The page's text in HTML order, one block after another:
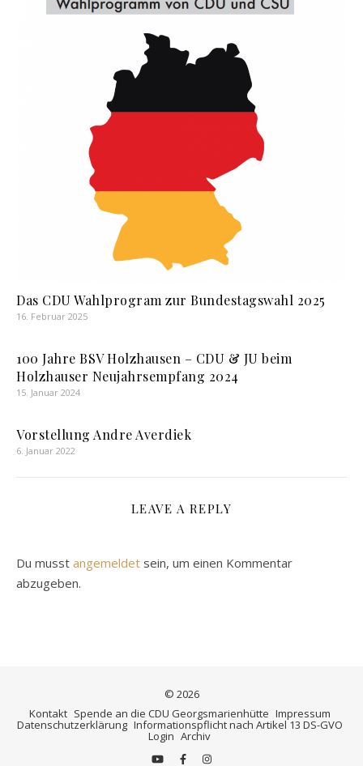
Das CDU Wahlprogram zur Bundestagswahl 2025
16. Februar 2025
100 Jahre BSV Holzhausen – CDU & JU beim
Holzhauser Neujahrsempfang 2024
15. Januar 2024
Vorstellung Andre Averdiek
6. Januar 2022
LEAVE A REPLY
Du musst angemeldet sein, um einen Kommentar
abzugeben.
© 2026
Kontakt Spende an die CDU Georgsmarienhütte Impressum
Datenschutzerklärung Informationspflicht nach Artikel 13 DS-GVO
Login Archiv